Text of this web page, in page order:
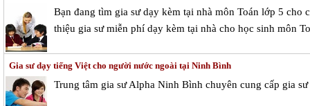
Bạn đang tìm gia sư dạy kèm tại nhà môn Toán lớp 5 cho
thiệu gia sư miễn phí dạy kèm tại nhà cho học sinh môn
Gia sư dạy tiếng Việt cho người nước ngoài tại Ninh Bình
Trung tâm gia sư Alpha Ninh Bình chuyên cung cấp gia